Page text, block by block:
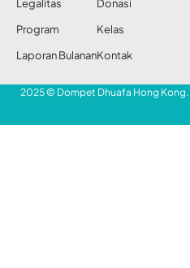
Legalitas
Program
Laporan Bulanan
Donasi
Kelas
Kontak
2025 © Dompet Dhuafa Hong